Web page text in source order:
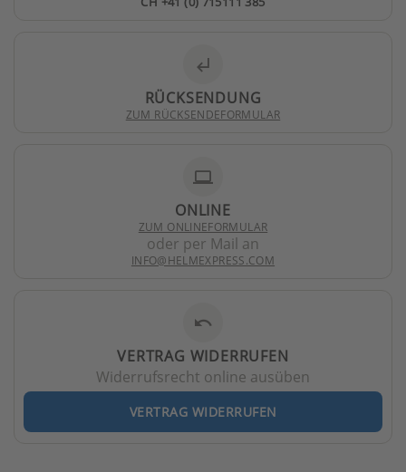
subdirectory_arrow_left
RÜCKSENDUNG
ZUM RÜCKSENDEFORMULAR
laptop
ONLINE
ZUM ONLINEFORMULAR
oder per Mail an
INFO@HELMEXPRESS.COM
undo
VERTRAG WIDERRUFEN
Widerrufsrecht online ausüben
VERTRAG WIDERRUFEN